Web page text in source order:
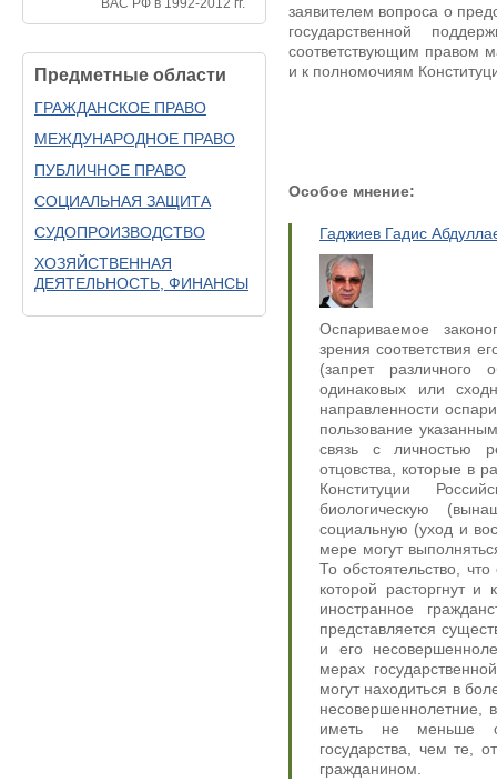
ВАС РФ в 1992-2012 гг.
Предметные области
ГРАЖДАНСКОЕ ПРАВО
МЕЖДУНАРОДНОЕ ПРАВО
ПУБЛИЧНОЕ ПРАВО
СОЦИАЛЬНАЯ ЗАЩИТА
СУДОПРОИЗВОДСТВО
ХОЗЯЙСТВЕННАЯ
ДЕЯТЕЛЬНОСТЬ, ФИНАНСЫ
заявителем вопроса о
государственной
соответствующим правом
и к полномочиям
Особое мнение:
Гаджиев Гадис
Оспариваемое
зрения соответствия
(запрет
одинаковых или
направленности
пользование
связь с личностью
отцовства, которые в
Конституции
биологическую
социальную (уход и
мере могут
То обстоятельство,
которой расторгнут
иностранное
представляется
и его
мерах
могут находиться в
несовершеннолетние,
иметь не меньше
государства, чем те,
гражданином.